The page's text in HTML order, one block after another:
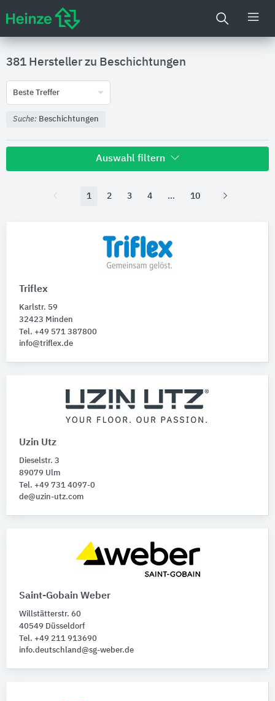
381 Hersteller zu Beschichtungen
Beste Treffer
Suche: Beschichtungen
Auswahl filtern
Nachhaltigkeit
Lacke
Beschichtungssysteme
Beschichtungshilfsstoffe
Alle Produktkategorien anzeigen
1 2 3 4 10
Triflex
Karlstr. 59
32423 Minden
Tel. +49 571 387800
info@triflex.de
Uzin Utz
Dieselstr. 3
89079 Ulm
Tel. +49 731 4097-0
de@uzin-utz.com
Saint-Gobain Weber
Willstätterstr. 60
40549 Düsseldorf
Tel. +49 211 913690
info.deutschland@sg-weber.de